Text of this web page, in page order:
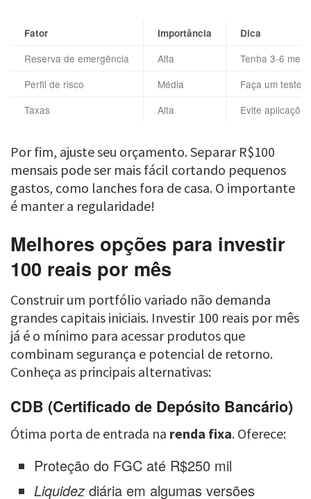
Fator Importância Dica
Reserva de emergência Alta
Tenha 3-6
Perfil de risco
Média
Faça um teste
Taxas
Alta Evite
Por fim, ajuste seu orçamento. Separar R$100
mensais pode ser mais fácil cortando pequenos
gastos, como lanches fora de casa. O importante
é manter a regularidade!
Melhores opções para investir
100 reais por mês
Construir um portfólio variado não demanda
grandes capitais iniciais. Investir 100 reais por mês
já é o mínimo para acessar produtos que
combinam segurança e potencial de retorno.
Conheça as principais alternativas:
CDB (Certificado de Depósito Bancário)
Ótima porta de entrada na renda fixa. Oferece:
Proteção do FGC até R$250 mil
Liquidez diária em algumas versões